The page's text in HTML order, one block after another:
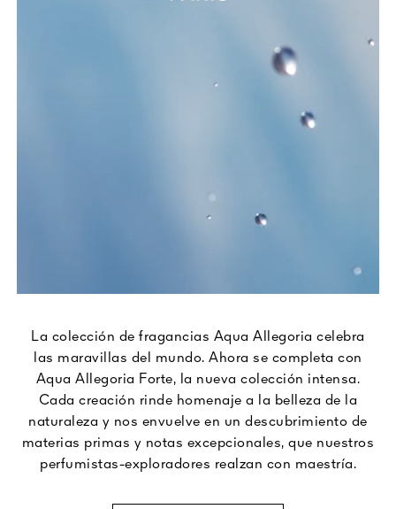
La colección de fragancias Aqua Allegoria celebra
las maravillas del mundo. Ahora se completa con
Aqua Allegoria Forte, la nueva colección intensa.
Cada creación rinde homenaje a la belleza de la
naturaleza y nos envuelve en un descubrimiento de
materias primas y notas excepcionales, que nuestros
perfumistas-exploradores realzan con maestría.